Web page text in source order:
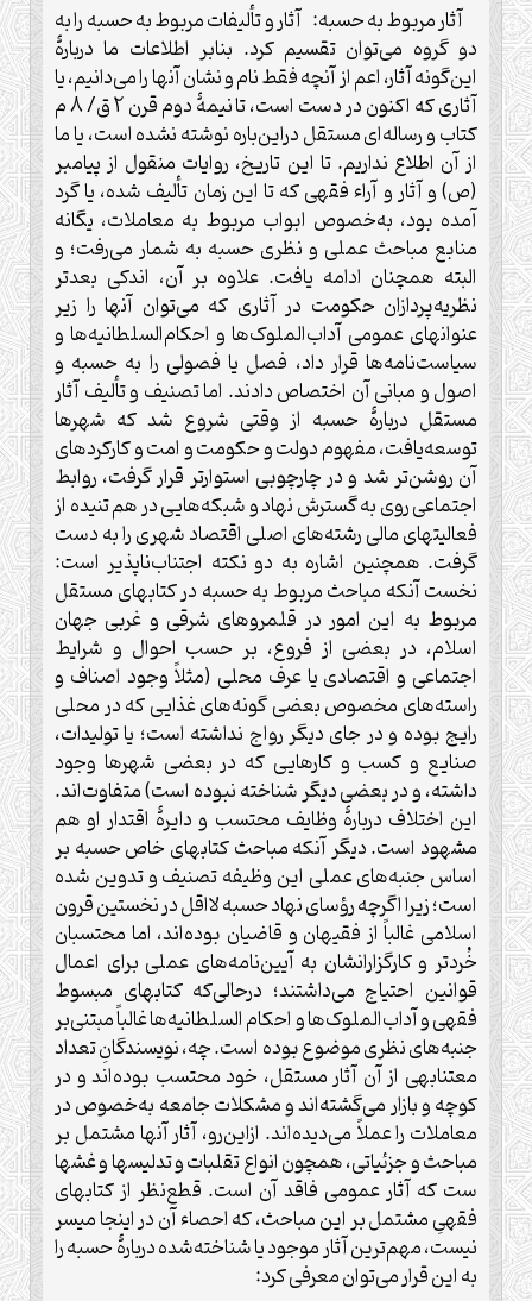
آثار مربوط به حسبه: آثار و تألیفات مربوط به حسبه را به
دو گروه می‌توان تقسیم کرد. بنابر اطلاعات ما دربارۀ
این‌گونه آثار، اعم از آنچه فقط نام و نشان آنها را می‌دانیم، یا
آثاری که اکنون در دست است، تا نیمۀ دوم قرن 2 ق/ 8 م
کتاب و رساله‌ای مستقل دراین‌باره نوشته نشده است، یا ما
از آن اطلاع نداریم. تا این تاریخ، روایات منقول از پیامبر
(ص) و آثار و آراء فقهی که تا این زمان تألیف شده، یا گرد
آمده بود، به‌خصوص ابواب مربوط به معاملات، یگانه
منابع مباحث عملی و نظری حسبه به شمار می‌رفت؛ و
البته همچنان ادامه یافت. علاوه بر آن، اندکی بعدتر
نظریه‌پردازان حکومت در آثاری که می‌توان آنها را زیر
عنوانهای عمومی آداب‌الملوک‌ها و احکام‌السلطانیه‌ها و
سیاست‌نامه‌ها قرار داد، فصل یا فصولی را به حسبه و
اصول و مبانی آن اختصاص دادند. اما تصنیف و تألیف آثار
مستقل دربارۀ حسبه از وقتی شروع شد که شهرها
توسعه‌یافت، مفهوم دولت و حکومت و امت و کارکردهای
آن روشن‌تر شد و در چارچوبی استوارتر قرار گرفت، روابط
اجتماعی روی به گسترش نهاد و شبکه‌هایی در هم تنیده از
فعالیتهای مالی رشته‌های اصلی اقتصاد شهری را به دست
گرفت. همچنین اشاره به دو نکته اجتناب‌ناپذیر است:
نخست آنکه مباحث مربوط به حسبه در کتابهای مستقل
مربوط به این امور در قلمروهای شرقی و غربی جهان
اسلام، در بعضی از فروع، بر حسب احوال و شرایط
اجتماعی و اقتصادی یا عرف محلی (مثلاً وجود اصناف و
راسته‌های مخصوص بعضی گونه‌های غذایی که در محلی
رایج بوده و در جای دیگر رواج نداشته است؛ یا تولیدات،
صنایع و کسب و کارهایی که در بعضی شهرها وجود
داشته، و در بعضی دیگر شناخته نبوده است) متفاوت‌اند.
این اختلاف دربارۀ وظایف محتسب و دایرۀ اقتدار او هم
مشهود است. دیگر آنکه مباحث کتابهای خاص حسبه بر
اساس جنبه‌های عملی این وظیفه تصنیف و تدوین شده
است؛ زیرا اگرچه رؤسای نهاد حسبه لااقل در نخستین قرون
اسلامی غالباً از فقیهان و قاضیان بوده‌اند، اما محتسبان
خُردتر و کارگزارانشان به آیین‌نامه‌های عملی برای اعمال
قوانین احتیاج می‌داشتند؛ درحالی‌که کتابهای مبسوط
فقهی و آداب‌الملوک‌ها و احکام السلطانیه‌ها غالباً مبتنی‌بر
جنبه‌های نظری موضوع بوده است. چه، نویسندگانِ تعداد
معتنابهی از آن آثار مستقل، خود محتسب بوده‌اند و در
کوچه و بازار می‌گشته‌اند و مشکلات جامعه به‌خصوص در
معاملات را عملاً می‌دیده‌اند. ازاین‌رو، آثار آنها مشتمل بر
مباحث و جزئیاتی، همچون انواع تقلبات و تدلیسها و غشها
ست که آثار عمومی فاقد آن است. قطع‌نظر از کتابهای
فقهیِ مشتمل بر این مباحث، که احصاء آن در اینجا میسر
نیست، مهم‌ترین آثار موجود یا شناخته‌شده دربارۀ حسبه را
به این قرار می‌توان معرفی کرد: